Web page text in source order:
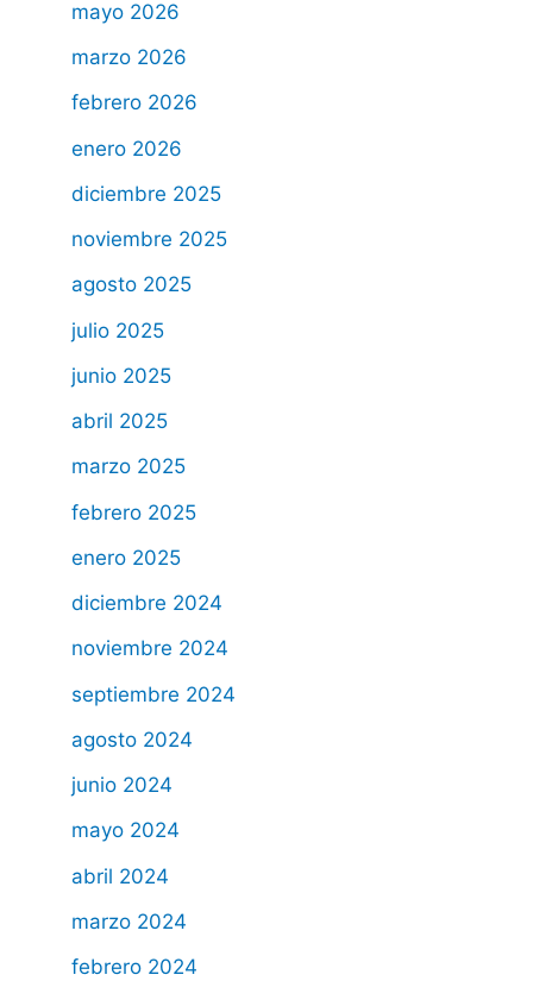
mayo 2026
marzo 2026
febrero 2026
enero 2026
diciembre 2025
noviembre 2025
agosto 2025
julio 2025
junio 2025
abril 2025
marzo 2025
febrero 2025
enero 2025
diciembre 2024
noviembre 2024
septiembre 2024
agosto 2024
junio 2024
mayo 2024
abril 2024
marzo 2024
febrero 2024